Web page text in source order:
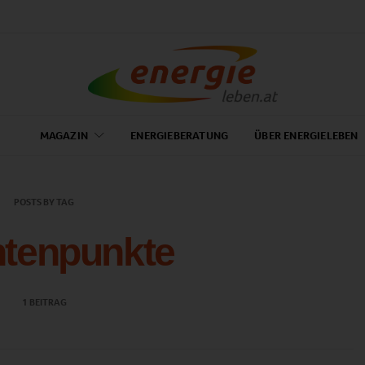
MAGAZIN ENERGIEBERATUNG ÜBER ENERGIELEBEN
POSTS BY TAG
1 BEITRAG